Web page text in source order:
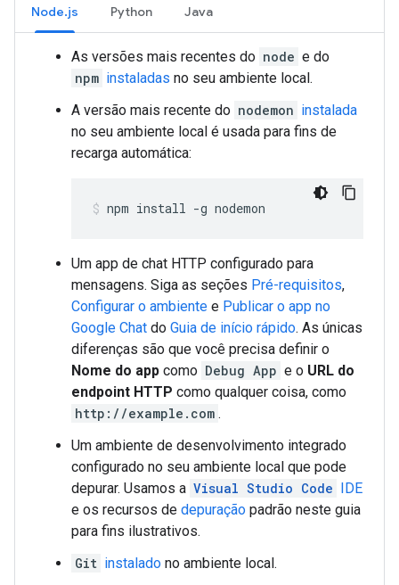
Node.js Python Java
As versões mais recentes do node e do
npm instaladas no seu ambiente local.
A versão mais recente do nodemon instalada
no seu ambiente local é usada para fins de
recarga automática:
npm install -g nodemon
Um app de chat HTTP configurado para
mensagens. Siga as seções Pré-requisitos,
Configurar o ambiente e Publicar o app no
Google Chat do Guia de início rápido. As únicas
diferenças são que você precisa definir o
Nome do app como Debug App e o URL do
endpoint HTTP como qualquer coisa, como
http://example.com .
Um ambiente de desenvolvimento integrado
configurado no seu ambiente local que pode
depurar. Usamos a Visual Studio Code IDE
e os recursos de depuração padrão neste guia
para fins ilustrativos.
Git instalado no ambiente local.